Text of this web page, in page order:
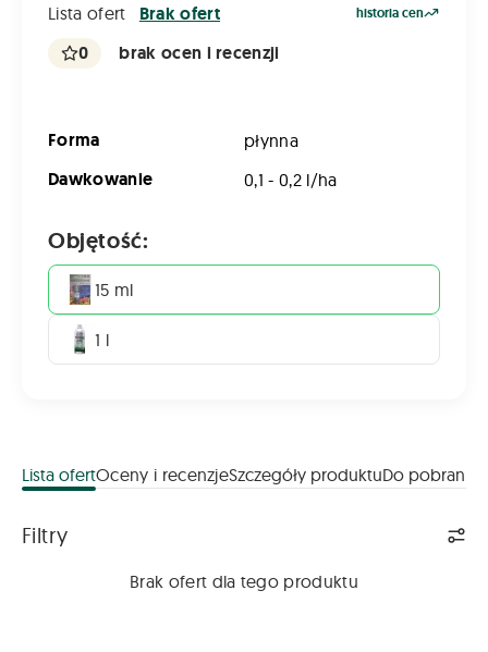
Lista ofert
Brak ofert historia cen
0 brak ocen i recenzji
Forma płynna
Dawkowanie 0,1 - 0,2 l/ha
Objętość:
15 ml
1 l
Lista ofertOceny i recenzjeSzczegóły produktuDo pobrania
Filtry
Brak ofert dla tego produktu